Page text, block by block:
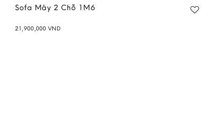
Sofa Mây 2 Chỗ 1M6
21,900,000VND